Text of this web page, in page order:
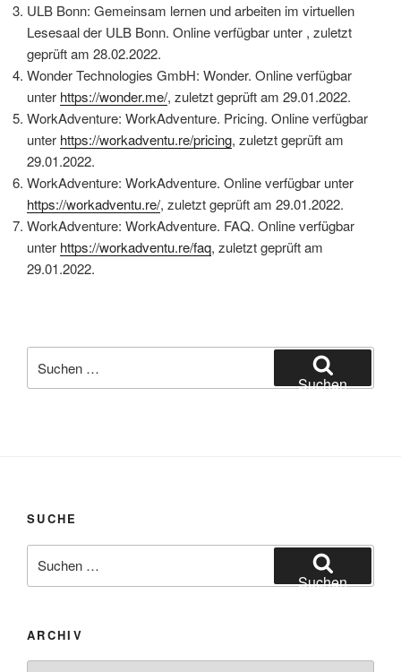
ULB Bonn: Gemeinsam lernen und arbeiten im virtuellen
Lesesaal der ULB Bonn. Online verfügbar unter , zuletzt
geprüft am 28.02.2022.
Wonder Technologies GmbH: Wonder. Online verfügbar
unter https://wonder.me/, zuletzt geprüft am 29.01.2022.
WorkAdventure: WorkAdventure. Pricing. Online verfügbar
unter https://workadventu.re/pricing, zuletzt geprüft am
29.01.2022.
WorkAdventure: WorkAdventure. Online verfügbar unter
https://workadventu.re/, zuletzt geprüft am 29.01.2022.
WorkAdventure: WorkAdventure. FAQ. Online verfügbar
unter https://workadventu.re/faq, zuletzt geprüft am
29.01.2022.
nach:
Suchen
SUCHE
nach:
Suchen
ARCHIV